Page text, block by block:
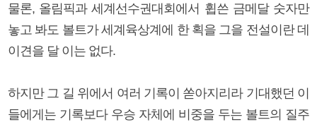
물론, 올림픽과 세계선수권대회에서 휩쓴 금메달 숫자만
놓고 봐도 볼트가 세계육상계에 한 획을 그을 전설이란 데
이견을 달 이는 없다.
하지만 그 길 위에서 여러 기록이 쏟아지리라 기대했던 이
들에게는 기록보다 우승 자체에 비중을 두는 볼트의 질주